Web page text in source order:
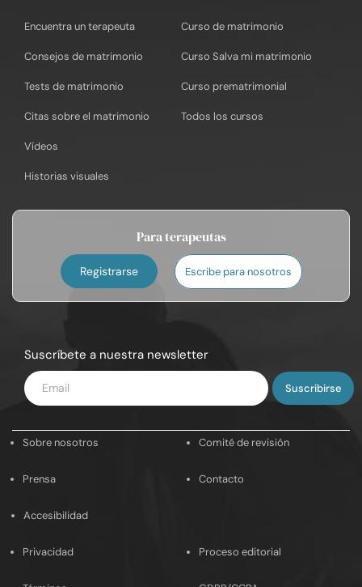
Encuentra un terapeuta
Consejos de matrimonio
Tests de matrimonio
Citas sobre el matrimonio
Vídeos
Historias visuales
Curso de matrimonio
Curso Salva mi matrimonio
Curso prematrimonial
Todos los cursos
Para terapeutas
Registrarse Escribe para nosotros
Suscríbete a nuestra newsletter
Introduce
tu
Sobre nosotros Comité de revisión
Prensa Contacto
Accesibilidad
Privacidad Proceso editorial